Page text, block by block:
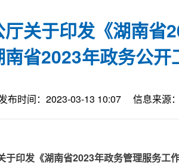
关于印发《湖南省
南省2023年政务公
布时间：2023-03-13 10:07 信息来源
于印发《湖南省2023年政务管理服务工